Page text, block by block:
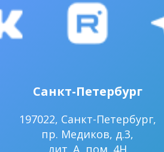
Санкт-Петербург
197022, Санкт-Петербург,
пр. Медиков, д.3,